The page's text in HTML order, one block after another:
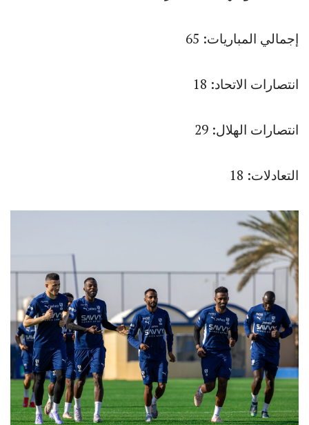
إجمالي المباريات: 65
انتصارات الاتحاد: 18
انتصارات الهلال: 29
التعادلات: 18